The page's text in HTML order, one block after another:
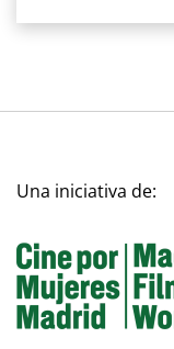
Una iniciativa de: